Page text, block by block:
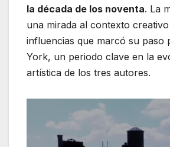
la década de los noventa. La
una mirada al contexto
influencias que marcó su paso
York, un periodo clave en la
artística de los tres autores.